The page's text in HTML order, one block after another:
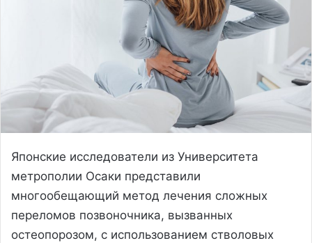
Японские исследователи из Университета
метрополии Осаки представили
многообещающий метод лечения сложных
переломов позвоночника, вызванных
остеопорозом, с использованием стволовых